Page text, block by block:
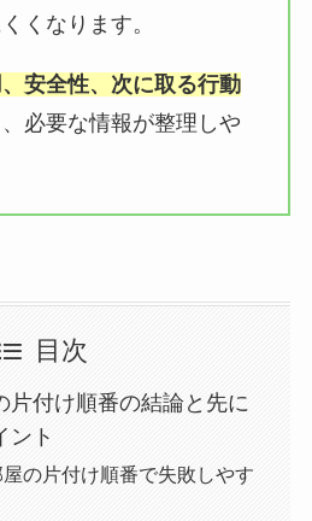
くなります。
安全性、次に取る行動
必要な情報が整理しや
目次
片付け順番の結論と先に
ント
の片付け順番で失敗しやす